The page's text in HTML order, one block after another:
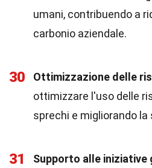
umani, contribuendo a
carbonio aziendale.
30 Ottimizzazione delle
ottimizzare l'uso delle
sprechi e migliorando
31 Supporto alle iniziative